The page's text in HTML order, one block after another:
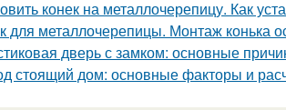
конек на металлочерепицу. Как
для металлочерепицы. Монтаж конька
дверь с замком: основные
стоящий дом: основные факторы и